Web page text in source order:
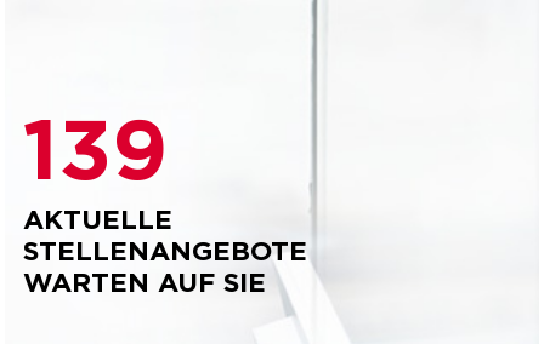
139
AKTUELLE
STELLENANGEBOTE
WARTEN AUF SIE